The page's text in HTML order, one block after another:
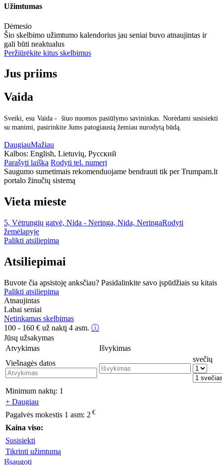
Užimtumas
Dėmesio
Šio skelbimo užimtumo kalendorius jau seniai buvo atnaujintas ir
gali būti neaktualus
Peržiūrėkite kitus skelbimus
Jus priims
Vaida
Sveiki, esu Vaida - šiuo nuomos pasiūlymo savininkas. Norėdami susisiekti
su manimi, pasirinkite Jums patogiausią žemiau nurodytą būdą.
DaugiauMažiau
Kalbos: English, Lietuvių, Русский
Parašyti laišką Rodyti tel. numerį
Saugumo sumetimais rekomenduojame bendrauti tik per Trumpam.lt
portalo žinučių sistemą
Vieta mieste
5, Vėtrungių gatvė, Nida - Neringa, Nida, NeringaRodyti
žemėlapyje
Palikti atsiliepimą
Atsiliepimai
Buvote čia apsistoję anksčiau? Pasidalinkite savo įspūdžiais su kitais
Palikti atsiliepimą
Atnaujintas
Labai seniai
Netinkamas skelbimas
100 - 160 € už naktį 4 asm. ⓘ
Jūsų užsakymas
Atvykimas
Išvykimas
Viešnagės datos
svečių
Minimum naktų: 1
+ Daugiau
Pagalvės mokestis 1 asm: 2 €
Kaina viso:
Susisiekti
Tikrinti užimtumą
Išsaugoti